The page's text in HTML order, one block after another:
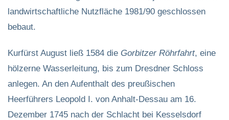
landwirtschaftliche Nutzfläche 1981/90 geschlossen
bebaut.
Kurfürst August ließ 1584 die Gorbitzer Röhrfahrt, eine
hölzerne Wasserleitung, bis zum Dresdner Schloss
anlegen. An den Aufenthalt des preußischen
Heerführers Leopold I. von Anhalt-Dessau am 16.
Dezember 1745 nach der Schlacht bei Kesselsdorf